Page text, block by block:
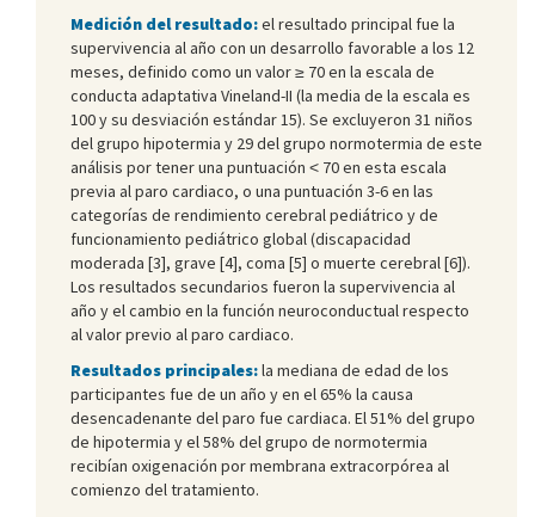
Medición del resultado:el resultado principal fue la
supervivencia al año con un desarrollo favorable a los 12
meses, definido como un valor ≥ 70 en la escala de
conducta adaptativa Vineland-II (la media de la escala es
100 y su desviación estándar 15). Se excluyeron 31 niños
del grupo hipotermia y 29 del grupo normotermia de este
análisis por tener una puntuación ˂ 70 en esta escala
previa al paro cardiaco, o una puntuación 3-6 en las
categorías de rendimiento cerebral pediátrico y de
funcionamiento pediátrico global (discapacidad
moderada [3], grave [4], coma [5] o muerte cerebral [6]).
Los resultados secundarios fueron la supervivencia al
año y el cambio en la función neuroconductual respecto
al valor previo al paro cardiaco.
Resultados principales:la mediana de edad de los
participantes fue de un año y en el 65% la causa
desencadenante del paro fue cardiaca. El 51% del grupo
de hipotermia y el 58% del grupo de normotermia
recibían oxigenación por membrana extracorpórea al
comienzo del tratamiento.